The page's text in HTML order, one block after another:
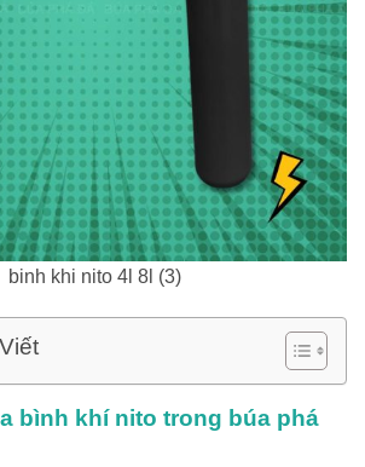
binh khi nito 4l 8l (3)
bình khí nito trong búa phá